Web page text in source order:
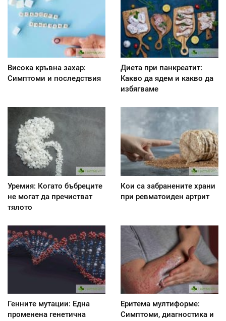
Висока кръвна захар:
Симптоми и последствия
Диета при панкреатит:
Kакво да ядем и какво да
избягваме
Уремия: Когато бъбреците
не могат да пречистват
тялото
Кои са забранените храни
при ревматоиден артрит
Генните мутации: Една
променена генетична
Еритема мултиформе:
Симптоми, диагностика и